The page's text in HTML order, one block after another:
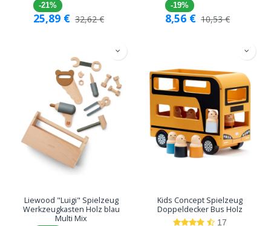
-21%
25,89 € 32,62€
-19%
8,56 € 10,53€
Liewood "Luigi" Spielzeug
Werkzeugkasten Holz blau
Multi Mix
Kids Concept Spielzeug
Doppeldecker Bus Holz
17